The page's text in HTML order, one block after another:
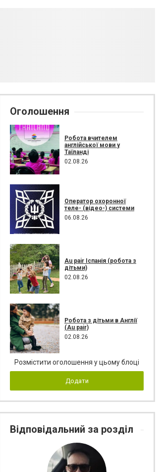
Оголошення
Робота вчителем
англійської мови у
Таїланді
02.08.26
Оператор охоронної
теле- (відео-) системи
06.08.26
Au pair Іспанія (робота з
дітьми)
02.08.26
Робота з дітьми в Англії
(Au pair)
02.08.26
Розмістити оголошення у цьому блоці
Додати
Відповідальний за розділ